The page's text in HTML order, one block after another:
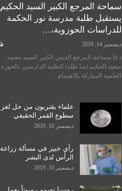
رأي خبير في مسألة زراعة
الرأس لدى البشر
ديسمبر 10, 2019
سماحة المرجع الكبير السيد الحكيم
يستقبل طلبة مدرسة نور الحكمة
للدراسات الحوزوية،…
ديسمبر 14, 2019
دعا سماحة المرجع الديني الكبير السيد محمد
سعيد الحكيم (مدّ ظله) الطلبة الدارسين بالحوزة
العلمية المباركة بالاهتمام…
علماء يقتربون من حل لغز
سطوع القمر الحقيقي
ديسمبر 10, 2019
رأي خبير في مسألة زراعة
الرأس لدى البشر
ديسمبر 10, 2019